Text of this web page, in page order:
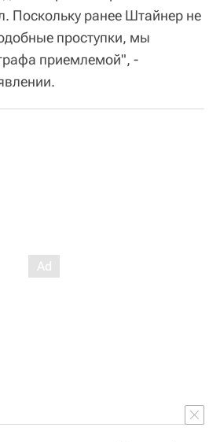
Поскольку ранее Штайнер не
проступки, мы
приемлемой", -